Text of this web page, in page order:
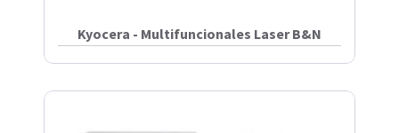
Kyocera - Multifuncionales Laser B&N